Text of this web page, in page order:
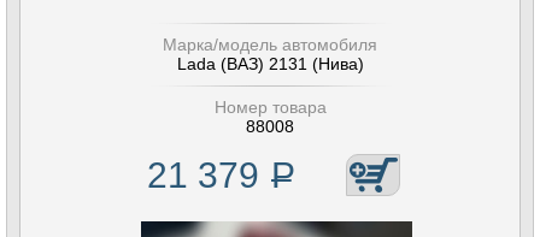
Марка/модель автомобиля
Lada (ВАЗ) 2131 (Нива)
Номер товара
88008
21 379 Р